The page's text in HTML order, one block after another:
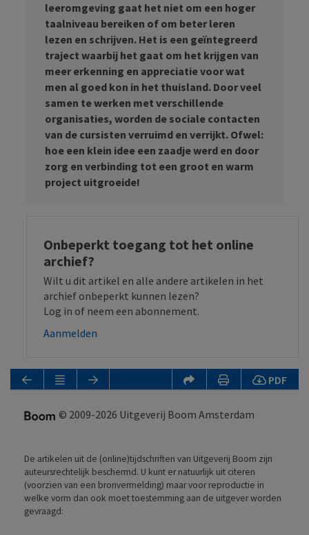
leeromgeving gaat het niet om een hoger
taalniveau bereiken of om beter leren
lezen en schrijven. Het is een geïntegreerd
traject waarbij het gaat om het krijgen van
meer erkenning en appreciatie voor wat
men al goed kon in het thuisland. Door veel
samen te werken met verschillende
organisaties, worden de sociale contacten
van de cursisten verruimd en verrijkt. Ofwel:
hoe een klein idee een zaadje werd en door
zorg en verbinding tot een groot en warm
project uitgroeide!
Onbeperkt toegang tot het online
archief?
Wilt u dit artikel en alle andere artikelen in het
archief onbeperkt kunnen lezen?
Log in of neem een abonnement.
Aanmelden
PDF
© 2009-2026 Uitgeverij Boom Amsterdam
De artikelen uit de (online)tijdschriften van Uitgeverij Boom zijn
auteursrechtelijk beschermd. U kunt er natuurlijk uit citeren
(voorzien van een bronvermelding) maar voor reproductie in
welke vorm dan ook moet toestemming aan de uitgever worden
gevraagd: